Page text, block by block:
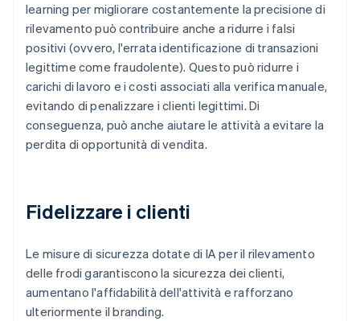
learning per migliorare costantemente la precisione di
rilevamento può contribuire anche a ridurre i falsi
positivi (ovvero, l'errata identificazione di transazioni
legittime come fraudolente). Questo può ridurre i
carichi di lavoro e i costi associati alla verifica manuale,
evitando di penalizzare i clienti legittimi. Di
conseguenza, può anche aiutare le attività a evitare la
perdita di opportunità di vendita.
Fidelizzare i clienti
Le misure di sicurezza dotate di IA per il rilevamento
delle frodi garantiscono la sicurezza dei clienti,
aumentano l'affidabilità dell'attività e rafforzano
ulteriormente il branding.